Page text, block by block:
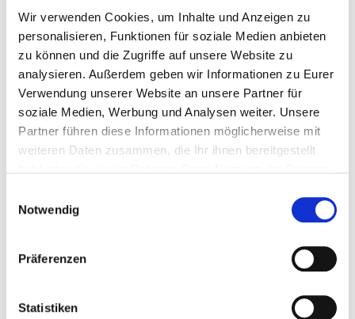
Wir verwenden Cookies, um Inhalte und Anzeigen zu
personalisieren, Funktionen für soziale Medien anbieten
zu können und die Zugriffe auf unsere Website zu
analysieren. Außerdem geben wir Informationen zu Eurer
Verwendung unserer Website an unsere Partner für
soziale Medien, Werbung und Analysen weiter. Unsere
Partner führen diese Informationen möglicherweise mit
weiteren Daten zusammen, die Ihr ihnen bereitgestellt
Notwendig
Präferenzen
Statistiken
ARTIKEL EMPFEHLEN:
Per E-Mail Link kopieren
ÄHNLICHE ARTIKEL